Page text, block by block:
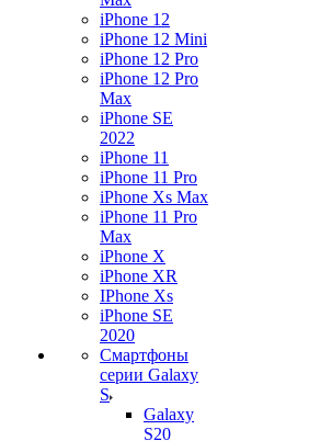
iPhone 12
iPhone 12 Mini
iPhone 12 Pro
iPhone 12 Pro
Max
iPhone SE
2022
iPhone 11
iPhone 11 Pro
iPhone Xs Max
iPhone 11 Pro
Max
iPhone X
iPhone XR
IPhone Xs
iPhone SE
2020
Смартфоны
серии Galaxy
S
Galaxy
S20